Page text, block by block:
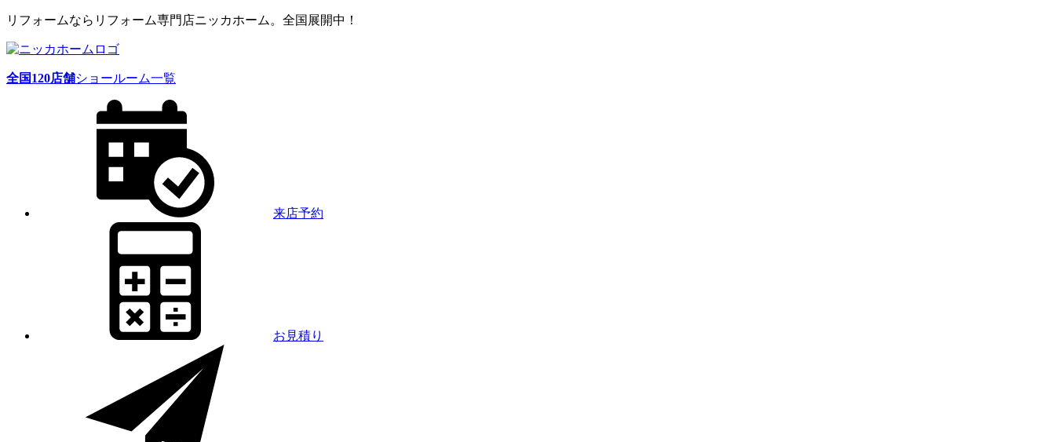
リフォームならリフォーム専門店ニッカホーム。全国展開中！
全国120店舗ショールーム一覧
来店予約
お見積り